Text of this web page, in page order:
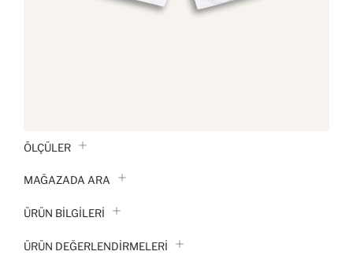
ÖLÇÜLER
MAĞAZADA ARA
ÜRÜN BILGILERI
ÜRÜN DEĞERLENDİRMELERİ